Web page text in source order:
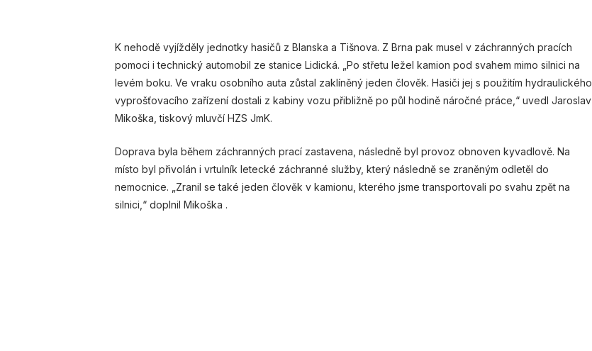
K nehodě vyjížděly jednotky hasičů z Blanska a Tišnova. Z Brna pak musel v záchranných pracích
pomoci i technický automobil ze stanice Lidická. „Po střetu ležel kamion pod svahem mimo silnici na
levém boku. Ve vraku osobního auta zůstal zaklíněný jeden člověk. Hasiči jej s použitím hydraulického
vyprošťovacího zařízení dostali z kabiny vozu přibližně po půl hodině náročné práce,“ uvedl Jaroslav
Mikoška, tiskový mluvčí HZS JmK.
Doprava byla během záchranných prací zastavena, následně byl provoz obnoven kyvadlově. Na
místo byl přivolán i vrtulník letecké záchranné služby, který následně se zraněným odletěl do
nemocnice. „Zranil se také jeden člověk v kamionu, kterého jsme transportovali po svahu zpět na
silnici,“ doplnil Mikoška .